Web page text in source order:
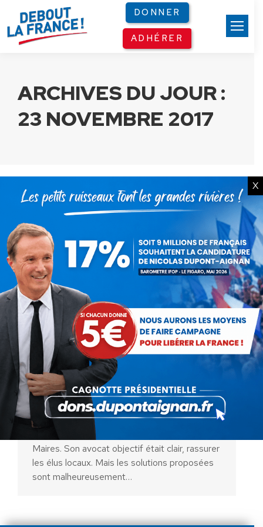
DONNER
ADHÉRER
ARCHIVES DU JOUR :
23 NOVEMBRE 2017
Emmanuel Macron, les mille et
une nuits contées aux Maires !
Communiqués ParNicolas Dupont-Aignan
23 novembre 2017
Le Président de la République est intervenu,
en fin d’après-midi, au 100ème Congrès des
Maires. Son avocat objectif était clair, rassurer
les élus locaux. Mais les solutions proposées
sont malheureusement…
X
LIBÉRER LA FRANCE
Panneau de gestion des cookies